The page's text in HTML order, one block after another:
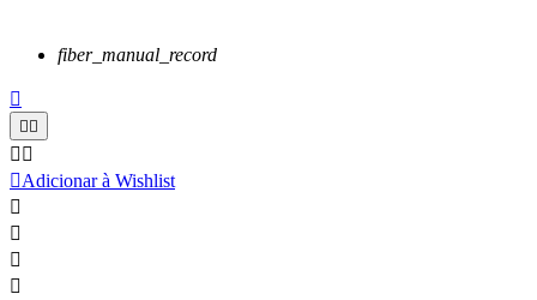
fiber_manual_record


 
Adicionar à Wishlist



